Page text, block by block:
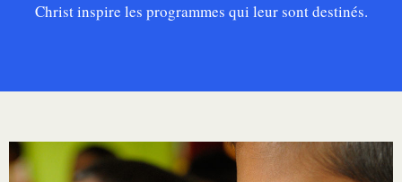
Christ inspire les programmes qui leur sont destinés.